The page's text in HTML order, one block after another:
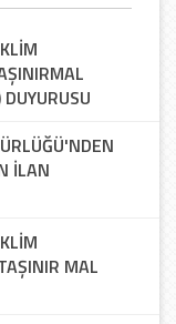
İLAN
MAL